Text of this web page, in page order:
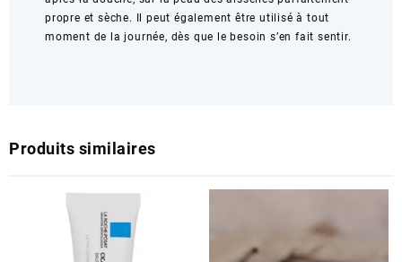
propre et sèche. Il peut également être utilisé à tout
moment de la journée, dès que le besoin s’en fait sentir.
Produits similaires